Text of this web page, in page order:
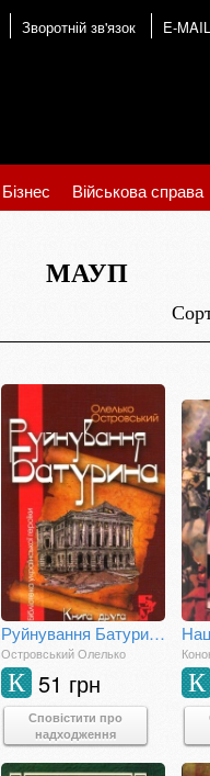
Зворотній зв'язок E-
Бізнес Військова справа
МАУП
Руйнування Батурина
Островський Олелько
51 грн
К
Сповістити про
надходження
К